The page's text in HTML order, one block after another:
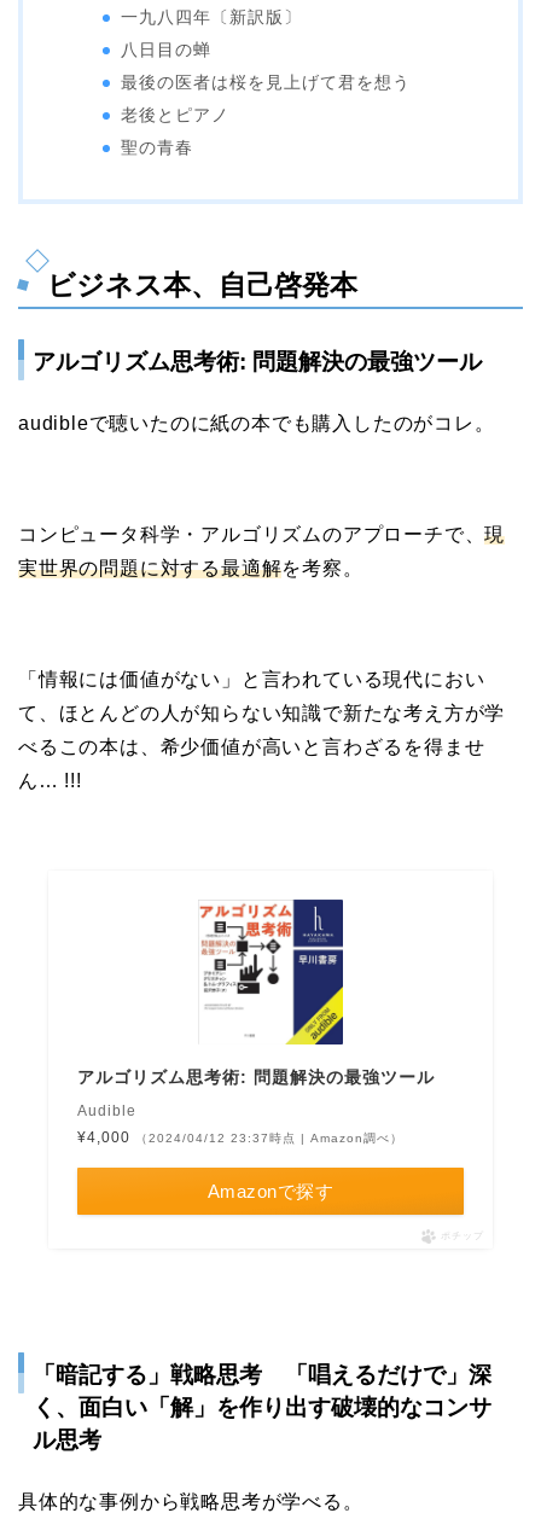
一九八四年〔新訳版〕
八日目の蝉
最後の医者は桜を見上げて君を想う
老後とピアノ
聖の青春
ビジネス本、自己啓発本
アルゴリズム思考術: 問題解決の最強ツール
audibleで聴いたのに紙の本でも購入したのがコレ。
コンピュータ科学・アルゴリズムのアプローチで、現
実世界の問題に対する最適解を考察。
「情報には価値がない」と言われている現代におい
て、ほとんどの人が知らない知識で新たな考え方が学
べるこの本は、希少価値が高いと言わざるを得ませ
ん… !!!
アルゴリズム思考術: 問題解決の最強ツール
Audible
¥4,000
（2024/04/12 23:37時点 | Amazon調べ）
Amazonで探す
ポチップ
「暗記する」戦略思考 「唱えるだけで」深
く、面白い「解」を作り出す破壊的なコンサ
ル思考
具体的な事例から戦略思考が学べる。